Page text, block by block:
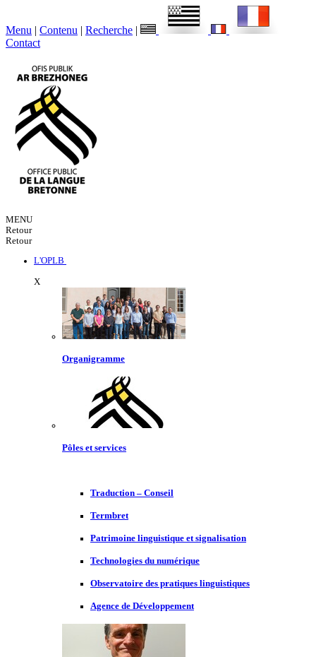
Menu | Contenu | Recherche |
Contact
MENU
Retour
Retour
L'OPLB
X
Organigramme
Pôles et services
Traduction – Conseil
Termbret
Patrimoine linguistique et signalisation
Technologies du numérique
Observatoire des pratiques linguistiques
Agence de Développement